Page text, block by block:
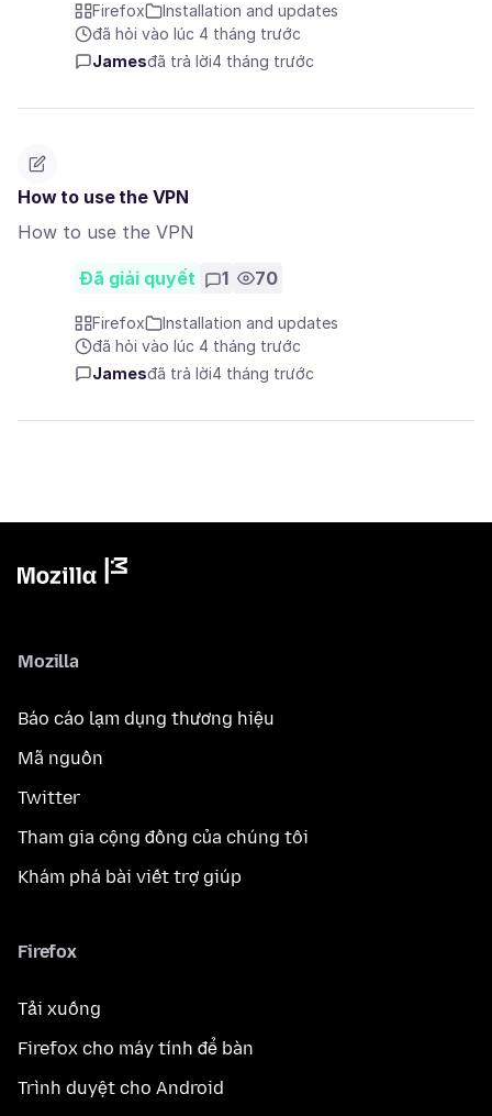
Firefox
Installation and updates
đã hỏi vào lúc 4 tháng trước
Jamesđã trả lời4 tháng trước
How to use the VPN
How to use the VPN
Đã giải quyết 1 70
Firefox
Installation and updates
đã hỏi vào lúc 4 tháng trước
Jamesđã trả lời4 tháng trước
Mozilla
Báo cáo lạm dụng thương hiệu
Mã nguồn
Twitter
Tham gia cộng đồng của chúng tôi
Khám phá bài viết trợ giúp
Firefox
Tải xuống
Firefox cho máy tính để bàn
Trình duyệt cho Android